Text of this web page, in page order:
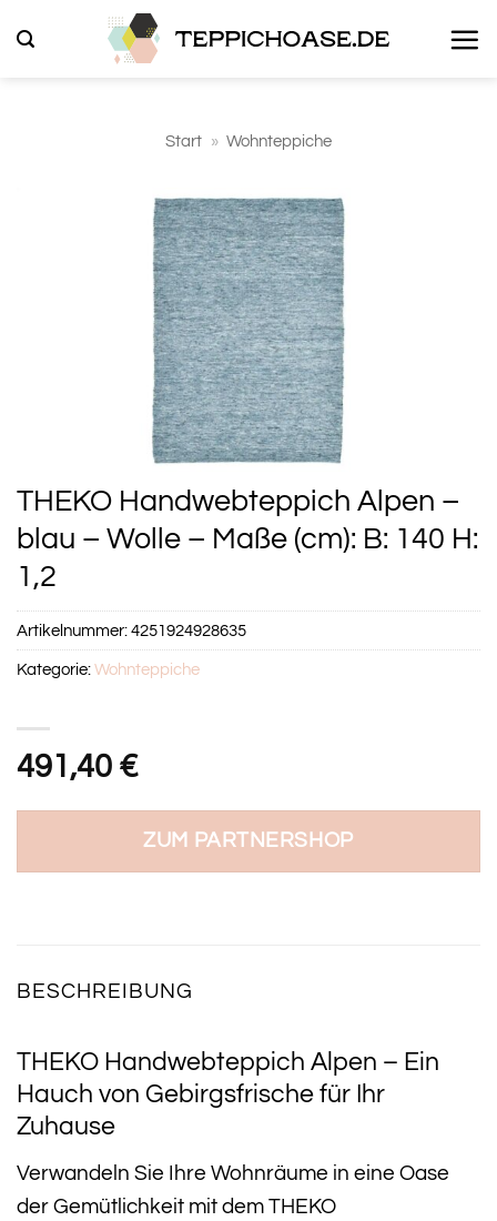
Inhalt
Start » Wohnteppiche
THEKO Handwebteppich Alpen –
blau – Wolle – Maße (cm): B: 140 H:
1,2
491,40 €
ZUM PARTNERSHOP
Artikelnummer:4251924928635
Kategorie:Wohnteppiche
BESCHREIBUNG
THEKO Handwebteppich Alpen – Ein
Hauch von Gebirgsfrische für Ihr
Zuhause
Verwandeln Sie Ihre Wohnräume in eine Oase
der Gemütlichkeit mit dem THEKO